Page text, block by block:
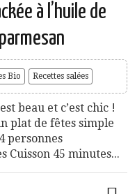
à l’huile de
Bio Recettes salées
beau et c’est chic !
plat de fêtes simple
personnes
Cuisson 45 minutes...